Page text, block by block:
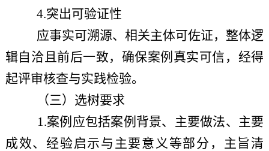
4.突出可验证性
应事实可溯源、相关主体可佐证，整体逻
辑自洽且前后一致，确保案例真实可信，经得
起评审核查与实践检验。
（三）选树要求
1.案例应包括案例背景、主要做法、主要
成效、经验启示与主要意义等部分，主旨清